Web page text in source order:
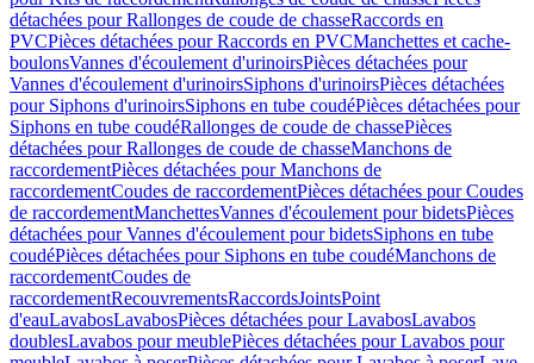
détachées pour Rallonges de coude de chasseRaccords en
PVCPièces détachées pour Raccords en PVCManchettes et cache-
boulonsVannes d'écoulement d'urinoirsPièces détachées pour
Vannes d'écoulement d'urinoirsSiphons d'urinoirsPièces détachées
pour Siphons d'urinoirsSiphons en tube coudéPièces détachées pour
Siphons en tube coudéRallonges de coude de chassePièces
détachées pour Rallonges de coude de chasseManchons de
raccordementPièces détachées pour Manchons de
raccordementCoudes de raccordementPièces détachées pour Coudes
de raccordementManchettesVannes d'écoulement pour bidetsPièces
détachées pour Vannes d'écoulement pour bidetsSiphons en tube
coudéPièces détachées pour Siphons en tube coudéManchons de
raccordementCoudes de
raccordementRecouvrementsRaccordsJointsPoint
d'eauLavabosLavabosPièces détachées pour LavabosLavabos
doublesLavabos pour meublePièces détachées pour Lavabos pour